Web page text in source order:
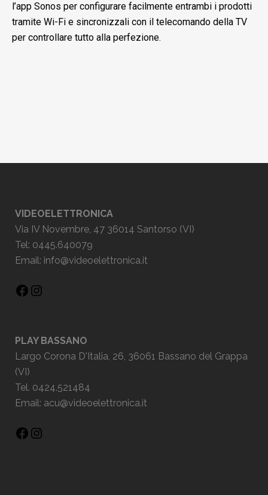
l’app Sonos per configurare facilmente entrambi i prodotti
tramite Wi-Fi e sincronizzali con il telecomando della TV
per controllare tutto alla perfezione.
VIDEOELETTRONICA
Via IV Novembre, 47 36014 Santorso (VI)
Tel: 0445.640079
Email: info@videoelettronica.it
PLAY BASSANO
Largo Corona D'Italia, 26, 36061 Bassano del Grappa
(VI)
Tel. 0424.521484
Email: acu@videoelettronica.it